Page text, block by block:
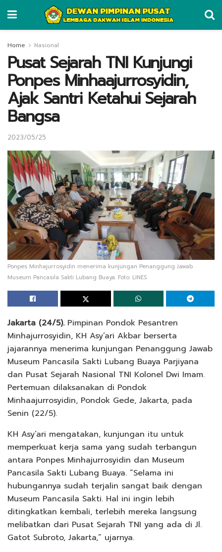
Home Nasional
Pusat Sejarah TNI Kunjungi
Ponpes Minhaajurrosyidin,
Ajak Santri Ketahui Sejarah
Bangsa
2023/05/25
Ponpes Minhajurrosyidin menerima kunjungan Penanggung Jawab
Museum Pancasila Sakti Lubang Buaya. Foto: LINES.
Jakarta (24/5).Pimpinan Pondok Pesantren
Minhajurrosyidin, KH Asy’ari Akbar berserta
jajarannya menerima kunjungan Penanggung Jawab
Museum Pancasila Sakti Lubang Buaya Parjiyana
dan Pusat Sejarah Nasional TNI Kolonel Dwi Imam.
Pertemuan dilaksanakan di Pondok
Minhaajurrosyidin, Pondok Gede, Jakarta, pada
Senin (22/5).
KH Asy’ari mengatakan, kunjungan itu untuk
memperkuat kerja sama yang sudah terbangun
antara Ponpes Minhajurrosyidin dan Museum
Pancasila Sakti Lubang Buaya. “Selama ini
hubungannya sudah terjalin sangat baik dengan
Museum Pancasila Sakti. Hal ini ingin lebih
ditingkatkan kembali, terlebih mereka langsung
melibatkan dari Pusat Sejarah TNI yang ada di Jl.
Gatot Subroto, Jakarta,” ujarnya.